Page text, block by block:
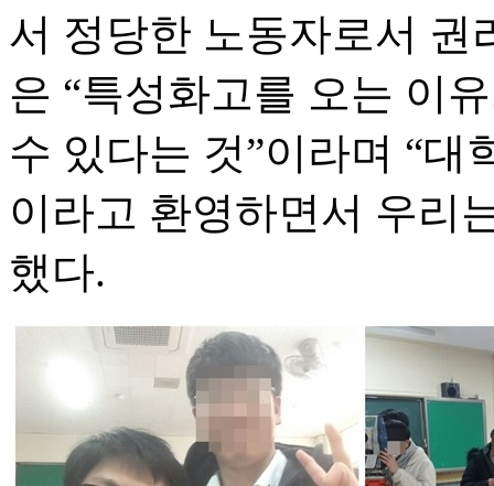
서 정당한 노동자로서 권
은 “특성화고를 오는 이
수 있다는 것”이라며 “대
이라고 환영하면서 우리
했다.